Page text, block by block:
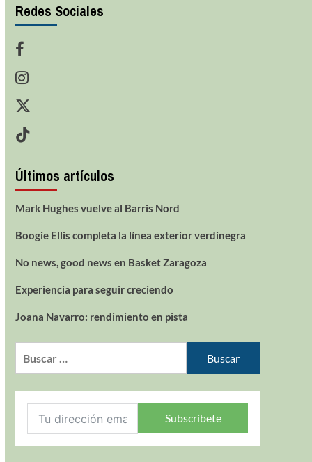
Redes Sociales
Últimos artículos
Mark Hughes vuelve al Barris Nord
Boogie Ellis completa la línea exterior verdinegra
No news, good news en Basket Zaragoza
Experiencia para seguir creciendo
Joana Navarro: rendimiento en pista
Subscríbete